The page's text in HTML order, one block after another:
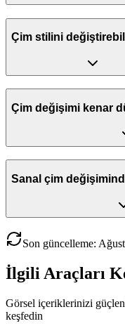
Çim stilini
Çim değişimi kenar
Sanal çim
Son güncelleme:
İlgili Araçları
Görsel içeriklerinizi
keşfedin